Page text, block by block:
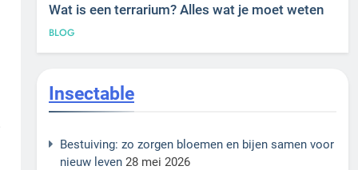
Wat is een terrarium? Alles wat je moet weten
BLOG
Insectable
Bestuiving: zo zorgen bloemen en bijen samen voor
nieuw leven 28 mei 2026